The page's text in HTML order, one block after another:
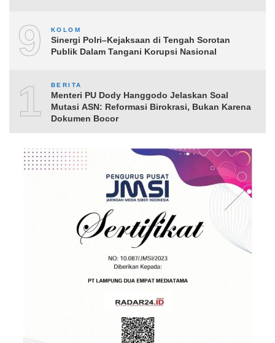
9 KOLOM
Sinergi Polri–Kejaksaan di Tengah Sorotan
Publik Dalam Tangani Korupsi Nasional
10BERITA
Menteri PU Dody Hanggodo Jelaskan Soal
Mutasi ASN: Reformasi Birokrasi, Bukan Karena
Dokumen Bocor